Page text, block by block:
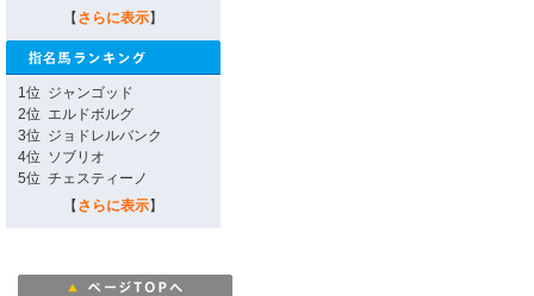
【 さらに表示】
1位 ジャンゴッド
2位 エルドボルグ
3位 ジョドレルバンク
4位 ソブリオ
5位 チェスティーノ
【 さらに表示】